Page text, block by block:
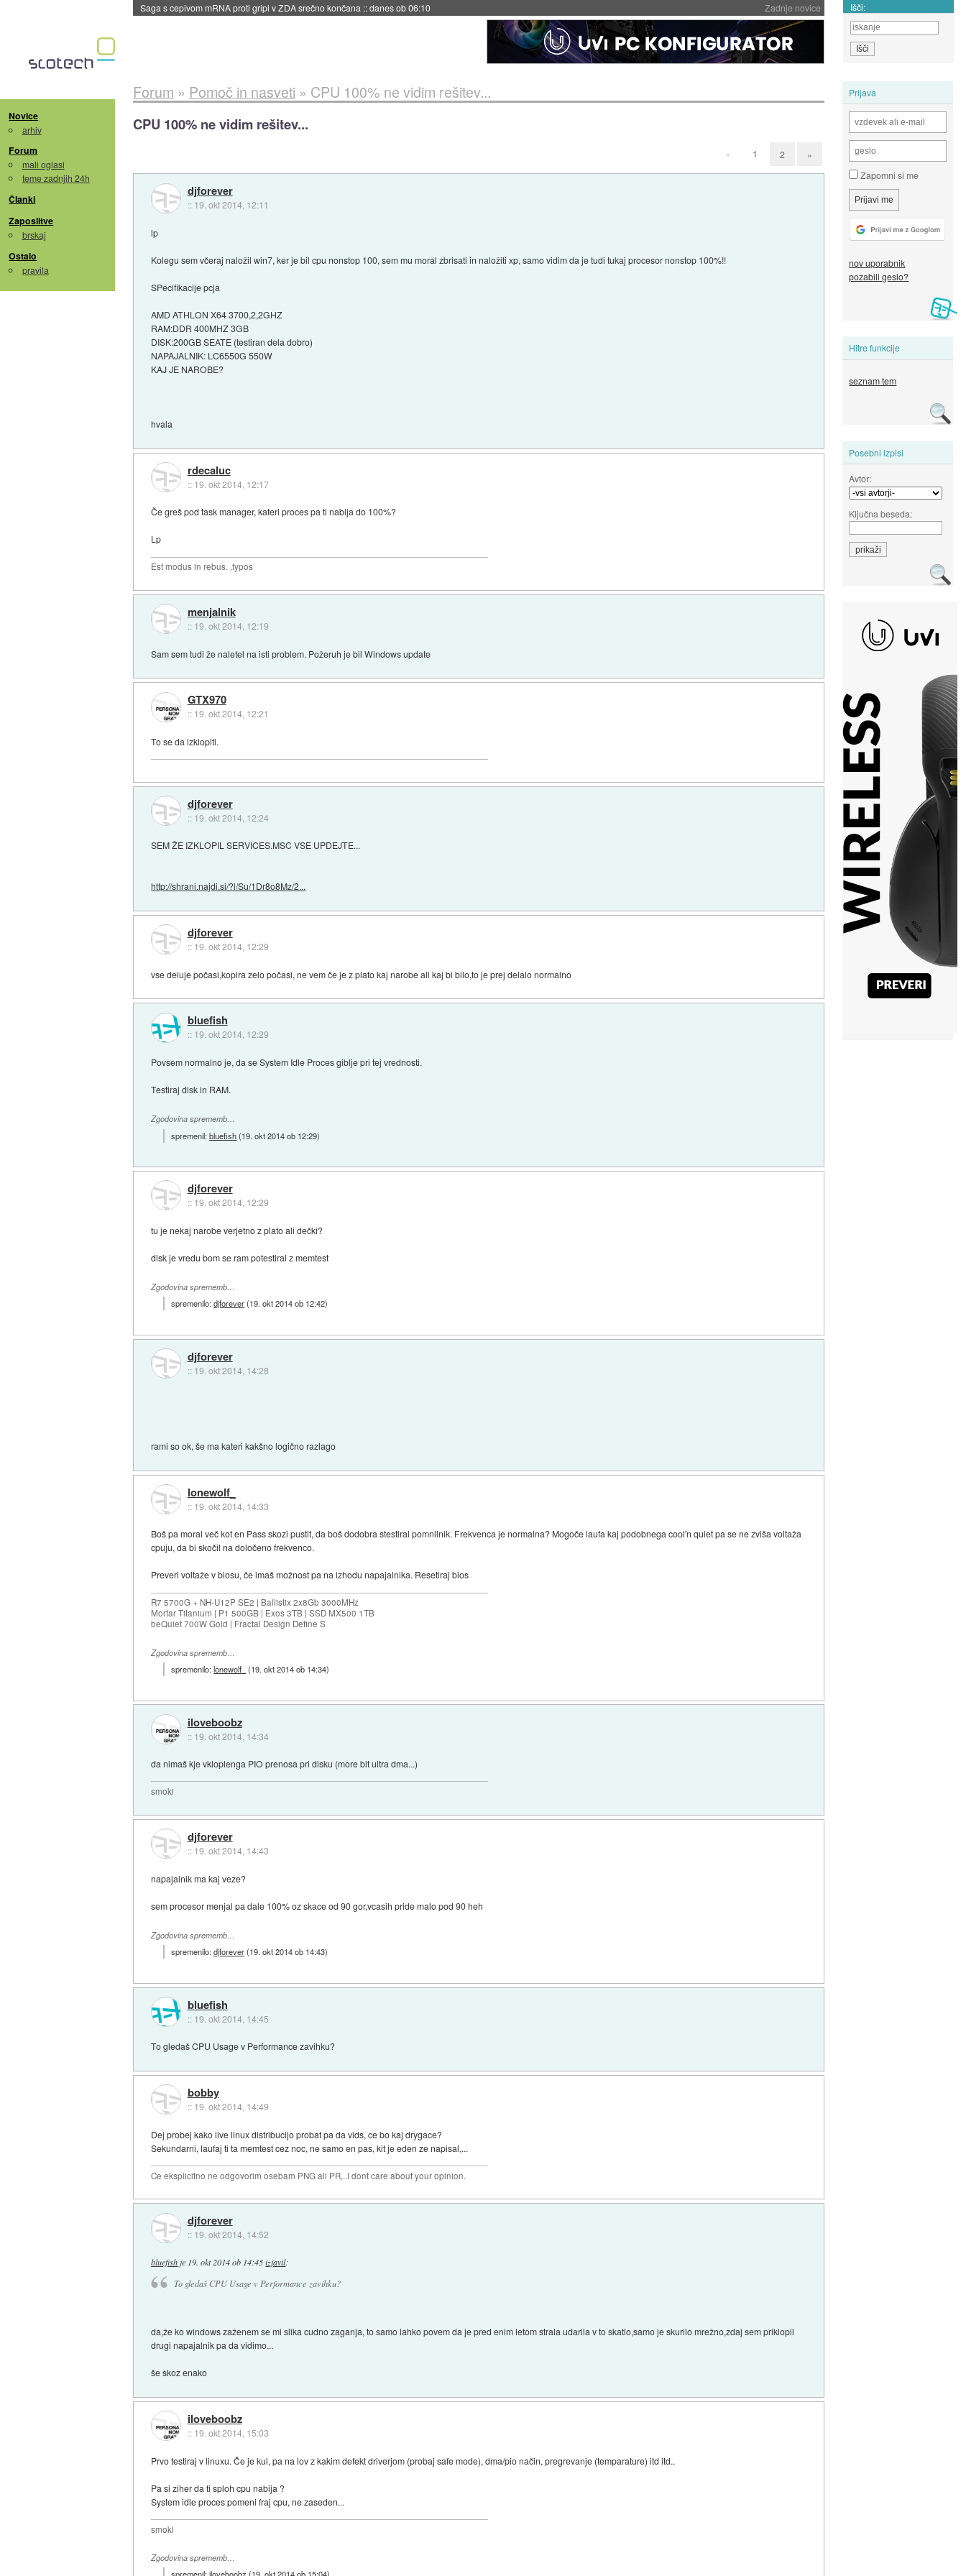
Zadnje novice
BMW v vozilih začel predvajati reklame::danes ob 06:09 Išči:
Novice
arhiv
Forum
mali oglasi
teme zadnjih 24h
Članki
Zaposlitve
brskaj
Ostalo
pravila
Prijava
Zapomni si me
nov uporabnik
pozabili geslo?
Hitre funkcije
seznam tem
Posebni izpisi
Avtor:
Ključna beseda:
Forum » Pomoč in nasveti » CPU 100% ne vidim rešitev...
CPU 100% ne vidim rešitev...
« 1 2 »
djforever
:: 19. okt 2014, 12:11
lp
Kolegu sem včeraj naložil win7, ker je bil cpu nonstop 100, sem mu moral zbrisati in naložiti xp, samo vidim da je tudi tukaj procesor nonstop 100%!!
SPecifikacije pcja
AMD ATHLON X64 3700,2,2GHZ
RAM:DDR 400MHZ 3GB
DISK:200GB SEATE (testiran dela dobro)
NAPAJALNIK: LC6550G 550W
KAJ JE NAROBE?
hvala
rdecaluc
:: 19. okt 2014, 12:17
Če greš pod task manager, kateri proces pa ti nabija do 100%?
Lp
Est modus in rebus. ,typos
menjalnik
:: 19. okt 2014, 12:19
Sam sem tudi že naletel na isti problem. Požeruh je bil Windows update
GTX970
:: 19. okt 2014, 12:21
To se da izklopiti.
djforever
:: 19. okt 2014, 12:24
SEM ŽE IZKLOPIL SERVICES.MSC VSE UPDEJTE...
http://shrani.najdi.si/?l/Su/1Dr8o8Mz/2...
djforever
:: 19. okt 2014, 12:29
vse deluje počasi,kopira zelo počasi, ne vem če je z plato kaj narobe ali kaj bi bilo,to je prej delalo normalno
bluefish
:: 19. okt 2014, 12:29
Povsem normalno je, da se System Idle Proces giblje pri tej vrednosti.
Testiraj disk in RAM.
Zgodovina sprememb…
spremenil:bluefish(19. okt 2014 ob 12:29)
djforever
:: 19. okt 2014, 12:29
tu je nekaj narobe verjetno z plato ali dečki?
disk je vredu bom se ram potestiral z memtest
Zgodovina sprememb…
spremenilo:djforever(19. okt 2014 ob 12:42)
djforever
:: 19. okt 2014, 14:28
rami so ok, še ma kateri kakšno logično razlago
lonewolf_
:: 19. okt 2014, 14:33
Boš pa moral več kot en Pass skozi pustit, da boš dodobra stestiral pomnilnik. Frekvenca je normalna? Mogoče laufa kaj podobnega cool'n quiet pa se ne zviša voltaža
cpuju, da bi skočil na določeno frekvenco.
Preveri voltaže v biosu, če imaš možnost pa na izhodu napajalnika. Resetiraj bios
R7 5700G + NH-U12P SE2 | Ballistix 2x8Gb 3000MHz
Mortar Titanium | P1 500GB | Exos 3TB | SSD MX500 1TB
beQuiet 700W Gold | Fractal Design Define S
Zgodovina sprememb…
spremenilo:lonewolf_ (19. okt 2014 ob 14:34)
iloveboobz
:: 19. okt 2014, 14:34
da nimaš kje vkloplenga PIO prenosa pri disku (more bit ultra dma...)
smoki
djforever
:: 19. okt 2014, 14:43
napajalnik ma kaj veze?
sem procesor menjal pa dale 100% oz skace od 90 gor,vcasih pride malo pod 90 heh
Zgodovina sprememb…
spremenilo:djforever(19. okt 2014 ob 14:43)
bluefish
:: 19. okt 2014, 14:45
To gledaš CPU Usage v Performance zavihku?
bobby
:: 19. okt 2014, 14:49
Dej probej kako live linux distribucijo probat pa da vids, ce bo kaj drygace?
Sekundarni, laufaj ti ta memtest cez noc, ne samo en pas, kit je eden ze napisal,...
Ce eksplicitno ne odgovorim osebam PNG ali PR,..I dont care about your opinion.
djforever
:: 19. okt 2014, 14:52
bluefish je 19. okt 2014 ob 14:45 izjavil:
To gledaš CPU Usage v Performance zavihku?
da,že ko windows zaženem se mi slika cudno zaganja, to samo lahko povem da je pred enim letom strala udarila v to skatlo,samo je skurilo mrežno,zdaj sem priklopil
drugi napajalnik pa da vidimo...
še skoz enako
iloveboobz
:: 19. okt 2014, 15:03
Prvo testiraj v linuxu. Če je kul, pa na lov z kakim defekt driverjom (probaj safe mode), dma/pio način, pregrevanje (temparature) itd itd..
Pa si ziher da ti sploh cpu nabija ?
System idle proces pomeni fraj cpu, ne zaseden...
smoki
Zgodovina sprememb…